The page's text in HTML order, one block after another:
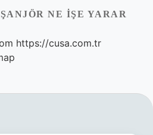
NE IŞE YARAR
https://cusa.com.tr